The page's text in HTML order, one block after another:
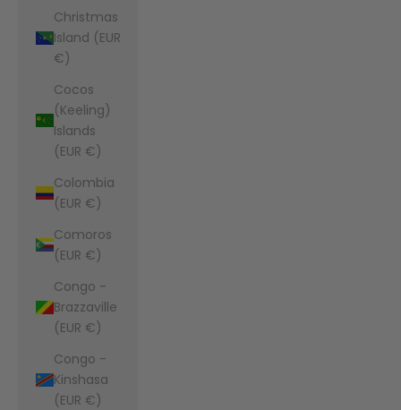
Christmas
Island (EUR
€)
Cocos
(Keeling)
Islands
(EUR €)
Colombia
(EUR €)
Comoros
(EUR €)
Congo -
Brazzaville
(EUR €)
Congo -
Kinshasa
(EUR €)